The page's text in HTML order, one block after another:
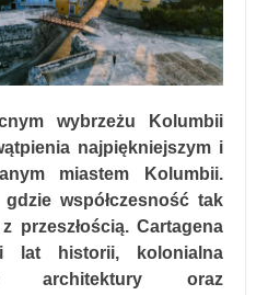
wybrzeżu Kolumbii
najpiękniejszym i
miastem Kolumbii.
współczesność tak
przeszłością. Cartagena
historii, kolonialna
architektury oraz